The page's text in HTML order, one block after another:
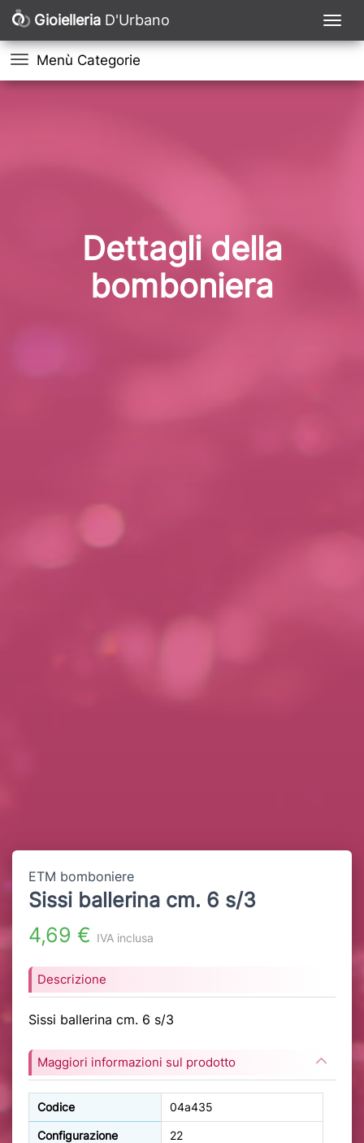
Gioielleria D'Urbano
Menù Categorie
Dettagli della
bomboniera
ETM bomboniere
Sissi ballerina cm. 6 s/3
4,69 € IVA inclusa
Descrizione
Sissi ballerina cm. 6 s/3
Maggiori informazioni sul prodotto
Codice 04a435
Configurazione 22